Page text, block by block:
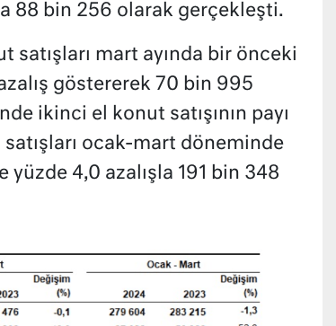
88 bin 256 olarak gerçekleşti.
satışları mart ayında bir önceki
göstererek 70 bin 995
ikinci el konut satışının payı
ocak-mart döneminde
yüzde 4,0 azalışla 191 bin 348